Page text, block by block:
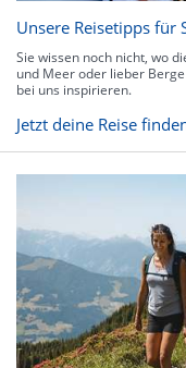
Unsere Reisetipps für
Sie wissen noch nicht, wo
und Meer oder lieber
bei uns inspirieren.
Jetzt deine Reise